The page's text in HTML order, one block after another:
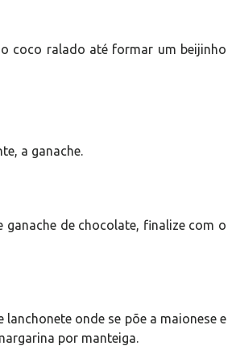
coco ralado até formar um beijinho
a ganache.
ganache de chocolate, finalize com o
onde se põe a maionese e
por manteiga.